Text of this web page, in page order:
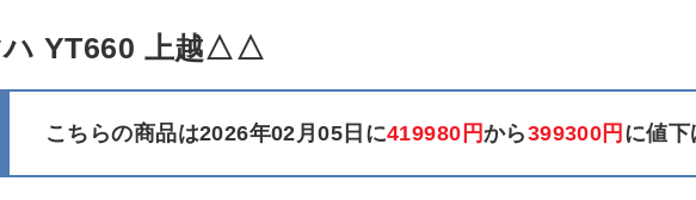
ハ YT660 上越△△
こちらの商品は2026年02月05日に419980円から399300円 に値下